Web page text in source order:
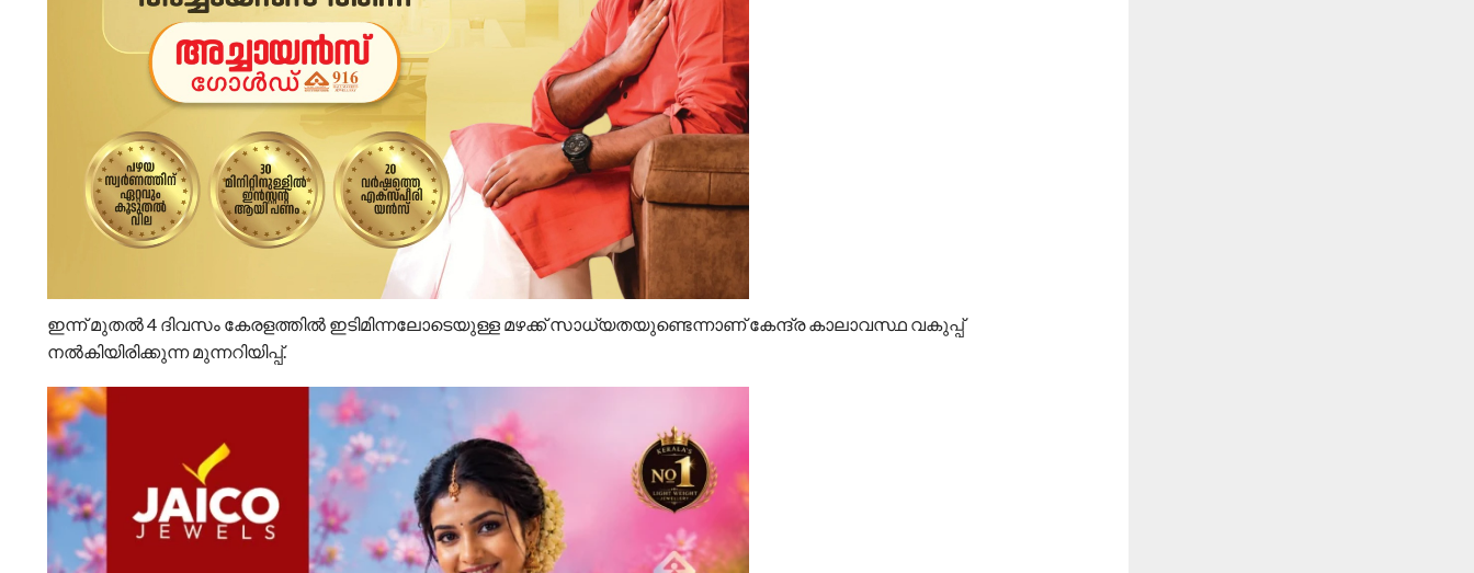
ഇന്ന് മുതൽ 4 ദിവസം കേരളത്തിൽ ഇടിമിന്നലോടെയുള്ള മഴക്ക് സാധ്യതയുണ്ടെന്നാണ് കേന്ദ്ര കാലാവസ്ഥ വകുപ്പ്
നൽകിയിരിക്കുന്ന മുന്നറിയിപ്പ്.